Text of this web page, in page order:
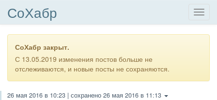
СоХабр
СоХабр закрыт.
С 13.05.2019 изменения постов больше не
отслеживаются, и новые посты не сохраняются.
26 мая 2016 в 10:23 | сохранено 26 мая 2016 в 11:13